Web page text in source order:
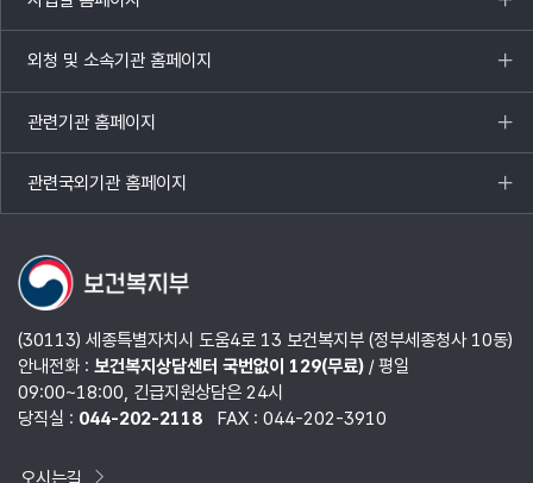
목록
열기
외청 및 소속기관 홈페이지
목록
열기
관련기관 홈페이지
목록
열기
관련국외기관 홈페이지
목록
열기
(30113) 세종특별자치시 도움4로 13 보건복지부 (정부세종청사 10동)
안내전화 : 보건복지상담센터 국번없이 129(무료)/ 평일
09:00~18:00, 긴급지원상담은 24시
당직실 : 044-202-2118 FAX : 044-202-3910
오시는길